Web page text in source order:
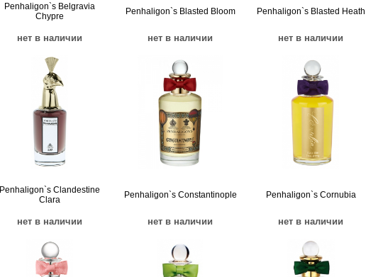
Penhaligon`s Belgravia
Chypre
нет в наличии
Penhaligon`s Blasted Bloom
нет в наличии
Penhaligon`s Blasted Heath
нет в наличии
Penhaligon`s Clandestine
Clara
нет в наличии
Penhaligon`s Constantinople
нет в наличии
Penhaligon`s Cornubia
нет в наличии